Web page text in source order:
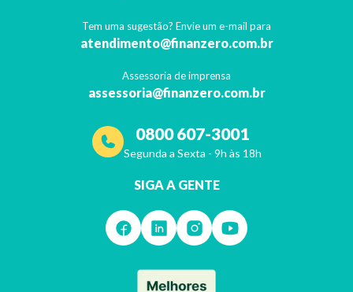
13º do Bolsa Família será pago em 2020?
Governo diz que contas apertadas e Auxílio Emergencial tornam o
Tem uma sugestão? Envie um e-mail para
atendimento@finanzero.com.br
Assessoria de imprensa
assessoria@finanzero.com.br
0800 607-3001
Segunda a Sexta - 9h às 18h
SIGA A GENTE